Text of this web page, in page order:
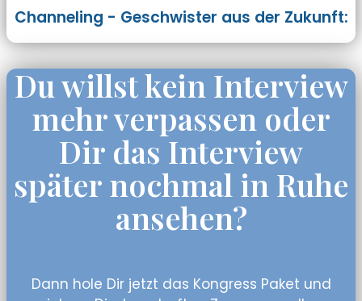
Channeling - Geschwister aus der Zukunft:
Du willst kein Interview
mehr verpassen oder
Dir das Interview
später nochmal in Ruhe
ansehen?
Dann hole Dir jetzt das Kongress Paket und